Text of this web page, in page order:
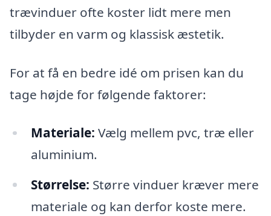
trævinduer ofte koster lidt mere men
tilbyder en varm og klassisk æstetik.
For at få en bedre idé om prisen kan du
tage højde for følgende faktorer:
Materiale: Vælg mellem pvc, træ eller
aluminium.
Størrelse: Større vinduer kræver mere
materiale og kan derfor koste mere.